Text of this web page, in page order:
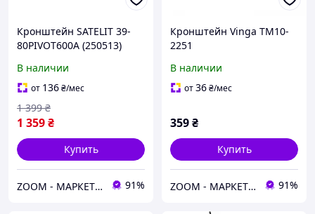
Кронштейн SATELIT 39-
80PIVOT600A (250513)
В наличии
от 136₴/мес
1 359₴
1 399 ₴
Купить
ZOOM - МАРКЕТ ЦИФРОВОЙ ТЕХНИКИ 91%
Кронштейн Vinga TM10-
2251
В наличии
от36₴/мес
359₴
Купить
ZOOM - МАРКЕТ ЦИФРОВОЙ ТЕХНИКИ 91%